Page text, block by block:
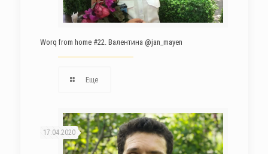
Worq from home #22. Валентина @jan_mayen
Еще
17.04.2020